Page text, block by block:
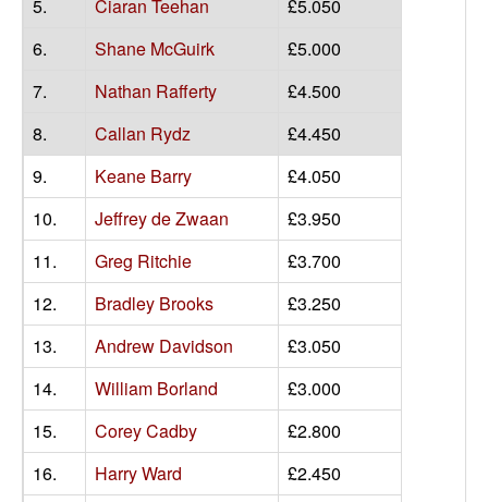
5.
Ciaran Teehan
£5.050
6.
Shane McGuirk
£5.000
7.
Nathan Rafferty
£4.500
8.
Callan Rydz
£4.450
9.
Keane Barry
£4.050
10.
Jeffrey de Zwaan
£3.950
11.
Greg Ritchie
£3.700
12.
Bradley Brooks
£3.250
13.
Andrew Davidson
£3.050
14.
William Borland
£3.000
15.
Corey Cadby
£2.800
16.
Harry Ward
£2.450